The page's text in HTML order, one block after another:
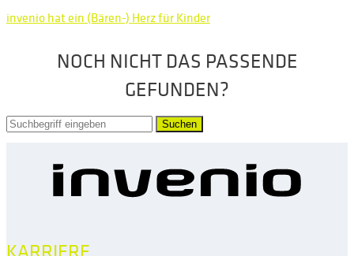
invenio hat ein (Bären-) Herz für Kinder
NOCH NICHT DAS PASSENDE
GEFUNDEN?
Suchen
KARRIERE